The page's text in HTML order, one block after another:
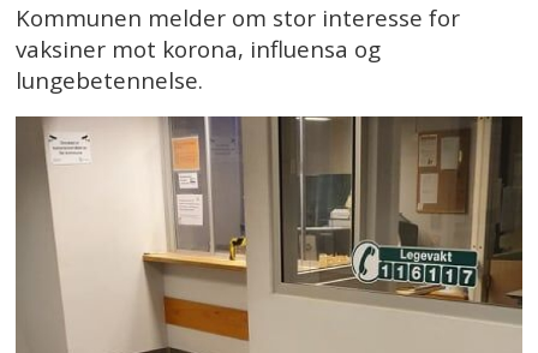
Kommunen melder om stor interesse for
vaksiner mot korona, influensa og
lungebetennelse.